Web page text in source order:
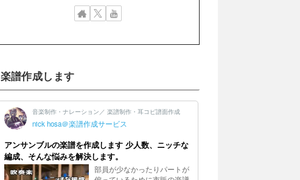
楽譜作成します